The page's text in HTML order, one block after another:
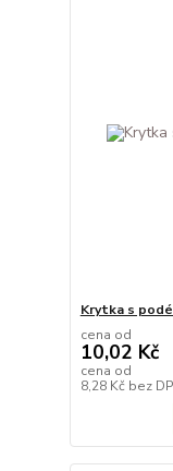
Krytka s
cena od
10,02 Kč
cena od
8,28 Kč bez